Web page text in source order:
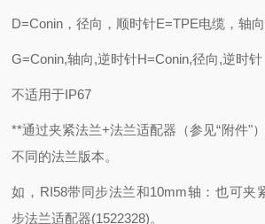
D=Conin，径向，顺时针E=TPE电缆，轴
G=Conin,轴向,逆时针H=Conin,径向,逆时针
不适用于IP67
**通过夹紧法兰+法兰适配器（参见“附件"
不同的法兰版本。
如，RI58带同步法兰和10mm轴：也可夹
步法兰适配器(1522328)。